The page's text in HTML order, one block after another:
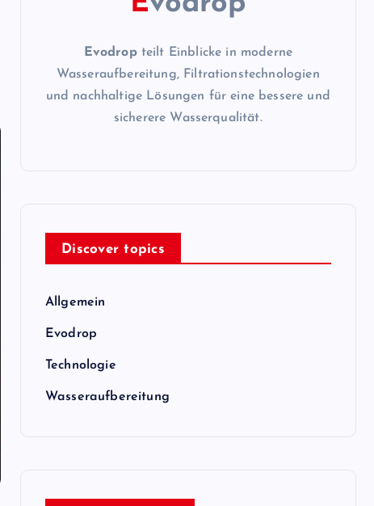
Evodropteilt Einblicke in moderne
Wasseraufbereitung, Filtrationstechnologien
und nachhaltige Lösungen für eine bessere und
sicherere Wasserqualität.
Discover topics
Allgemein
Evodrop
Technologie
Wasseraufbereitung